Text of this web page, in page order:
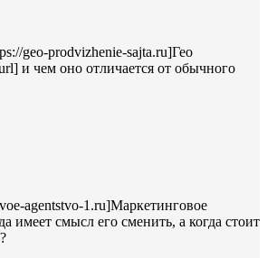
geo-prodvizhenie-sajta.ru]Гео
и чем оно отличается от обычного
agentstvo-1.ru]Маркетинговое
имеет смысл его сменить, а когда стоит